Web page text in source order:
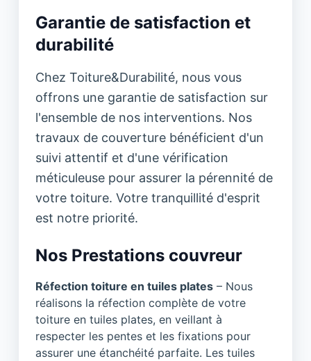
Garantie de satisfaction et
durabilité
Chez Toiture&Durabilité, nous vous
offrons une garantie de satisfaction sur
l'ensemble de nos interventions. Nos
travaux de couverture bénéficient d'un
suivi attentif et d'une vérification
méticuleuse pour assurer la pérennité de
votre toiture. Votre tranquillité d'esprit
est notre priorité.
Nos Prestations couvreur
Réfection toiture en tuiles plates – Nous
réalisons la réfection complète de votre
toiture en tuiles plates, en veillant à
respecter les pentes et les fixations pour
assurer une étanchéité parfaite. Les tuiles